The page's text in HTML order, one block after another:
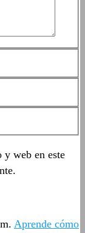
y web en este
Aprende cómo